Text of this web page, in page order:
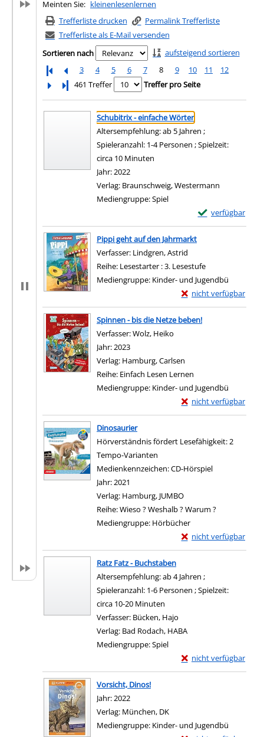
Meinten Sie: kleinenlesenlernen
Trefferliste drucken
Permalink Trefferliste
Trefferliste als E-Mail versenden
Sortieren nach
aufsteigend sortieren
3
4 5 6 7 8 9 10 11
12
Letzte Seite
461 Treffer Treffer pro Seite
Suchergebnis
Zu den Suchfiltern springen
Schubitrix - einfache Wörter
Altersempfehlung: ab 5 Jahren ;
Spieleranzahl: 1-4 Personen ; Spielzeit:
circa 10 Minuten
Suche nach diesem Verfasser
Jahr:2022
Verlag: Braunschweig, Westermann
Mediengruppe:Spiel
verfügbar
Exemplar-Details
Zum Download
Pippi geht auf den Jahrmarkt
Verfasser: Lindgren, Astrid
Reihe: Lesestarter : 3. Lesestufe
Mediengruppe: Kinder- und Jugendbü
nicht verfügbar
Exemplar-Details von
Zum Download von
Spinnen - bis die Netze beben!
Verfasser:Wolz, Heiko
Jahr:2023
Verlag: Hamburg, Carlsen
Reihe: Einfach Lesen Lernen
Mediengruppe: Kinder- und Jugendbü
nicht verfügbar
Exemplar-Details von
Zum Download von
Dinosaurier
Hörverständnis fördert Lesefähigkeit: 2
Tempo-Varianten
Suche nach diesem Verfasser
Medienkennzeichen:CD-Hörspiel
Jahr:2021
Verlag: Hamburg, JUMBO
Reihe:Wieso ? Weshalb ? Warum ?
Mediengruppe: Hörbücher
nicht verfügbar
Exemplar-Details von
Zum Download von
Ratz Fatz - Buchstaben
Altersempfehlung: ab 4 Jahren ;
Spieleranzahl: 1-6 Personen ; Spielzeit:
circa 10-20 Minuten
Verfasser: Bücken, Hajo
Verlag: Bad Rodach, HABA
Mediengruppe:Spiel
nicht verfügbar
Exemplar-Details von
Zum Download von
Vorsicht, Dinos!
Suche nach diesem Verfasser
Jahr:2022
Verlag: München, DK
Mediengruppe: Kinder- und Jugendbü